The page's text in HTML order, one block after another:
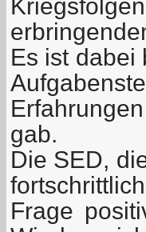
Es ist dabei
gab.
Die SED,
Frage